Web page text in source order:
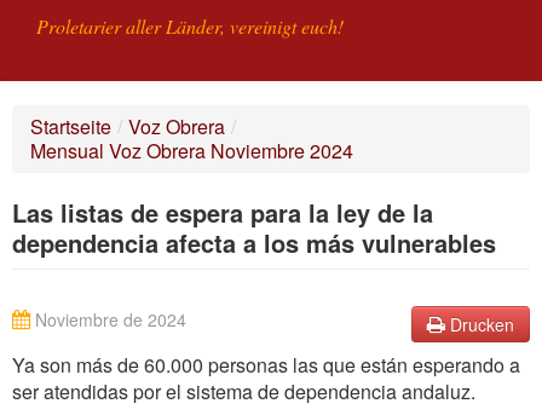
Proletarier aller Länder, vereinigt euch!
WAS IST DIE IKV?
SUCHE
KONTAKT
Startseite / Voz Obrera /
Mensual Voz Obrera Noviembre 2024
Las listas de espera para la ley de la
dependencia afecta a los más vulnerables
Drucken
Noviembre de 2024
Ya son más de 60.000 personas las que están esperando a
ser atendidas por el sistema de dependencia andaluz.